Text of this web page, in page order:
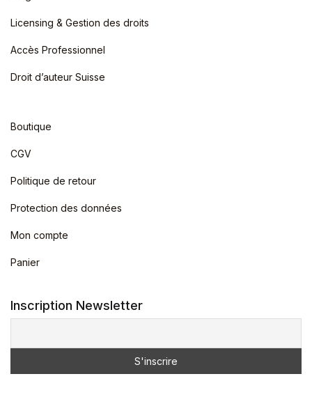
Licensing & Gestion des droits
Accès Professionnel
Droit d’auteur Suisse
Boutique
CGV
Politique de retour
Protection des données
Mon compte
Panier
Inscription Newsletter